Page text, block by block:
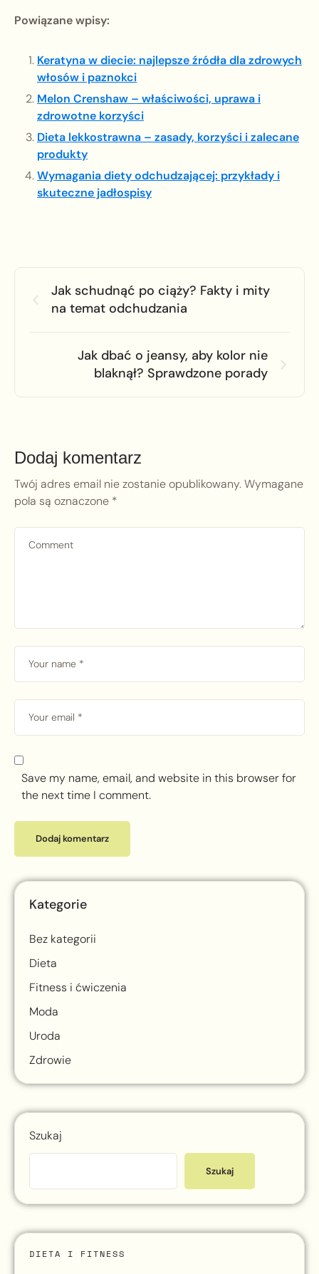
Powiązane wpisy:
Keratyna w diecie: najlepsze źródła dla zdrowych
włosów i paznokci
Melon Crenshaw – właściwości, uprawa i
zdrowotne korzyści
Dieta lekkostrawna – zasady, korzyści i zalecane
produkty
Wymagania diety odchudzającej: przykłady i
skuteczne jadłospisy
Jak schudnąć po ciąży? Fakty i mity
na temat odchudzania
Jak dbać o jeansy, aby kolor nie
blaknął? Sprawdzone porady
Dodaj komentarz
Twój adres email nie zostanie opublikowany.Wymagane
pola są oznaczone *
Save my name, email, and website in this browser for
the next time I comment.
Kategorie
Bez kategorii
Dieta
Fitness i ćwiczenia
Moda
Uroda
Zdrowie
Szukaj
Szukaj
DIETA I FITNESS